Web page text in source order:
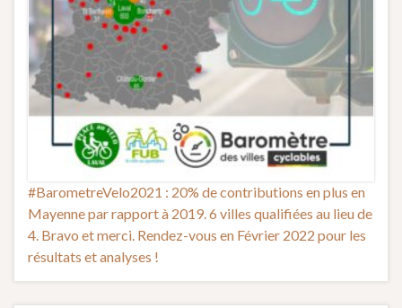
#BarometreVelo2021 : 20% de contributions en plus en
Mayenne par rapport à 2019. 6 villes qualifiées au lieu de
4. Bravo et merci. Rendez-vous en Février 2022 pour les
résultats et analyses !